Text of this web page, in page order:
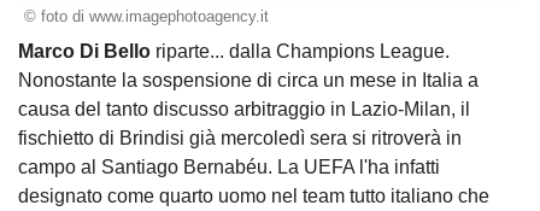
© foto di www.imagephotoagency.it
Marco Di Bello riparte... dalla Champions League.
Nonostante la sospensione di circa un mese in Italia a
causa del tanto discusso arbitraggio in Lazio-Milan, il
fischietto di Brindisi già mercoledì sera si ritroverà in
campo al Santiago Bernabéu. La UEFA l'ha infatti
designato come quarto uomo nel team tutto italiano che